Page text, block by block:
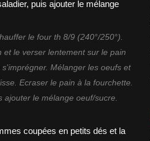
le four th 8/9 (240°/250°).
le verser lentement sur le pain
Mélanger les oeufs et
Ecraser le pain à la fourchette.
ajouter le mélange oeuf/sucre.